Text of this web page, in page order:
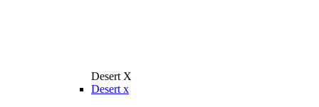
Desert X
Desert x